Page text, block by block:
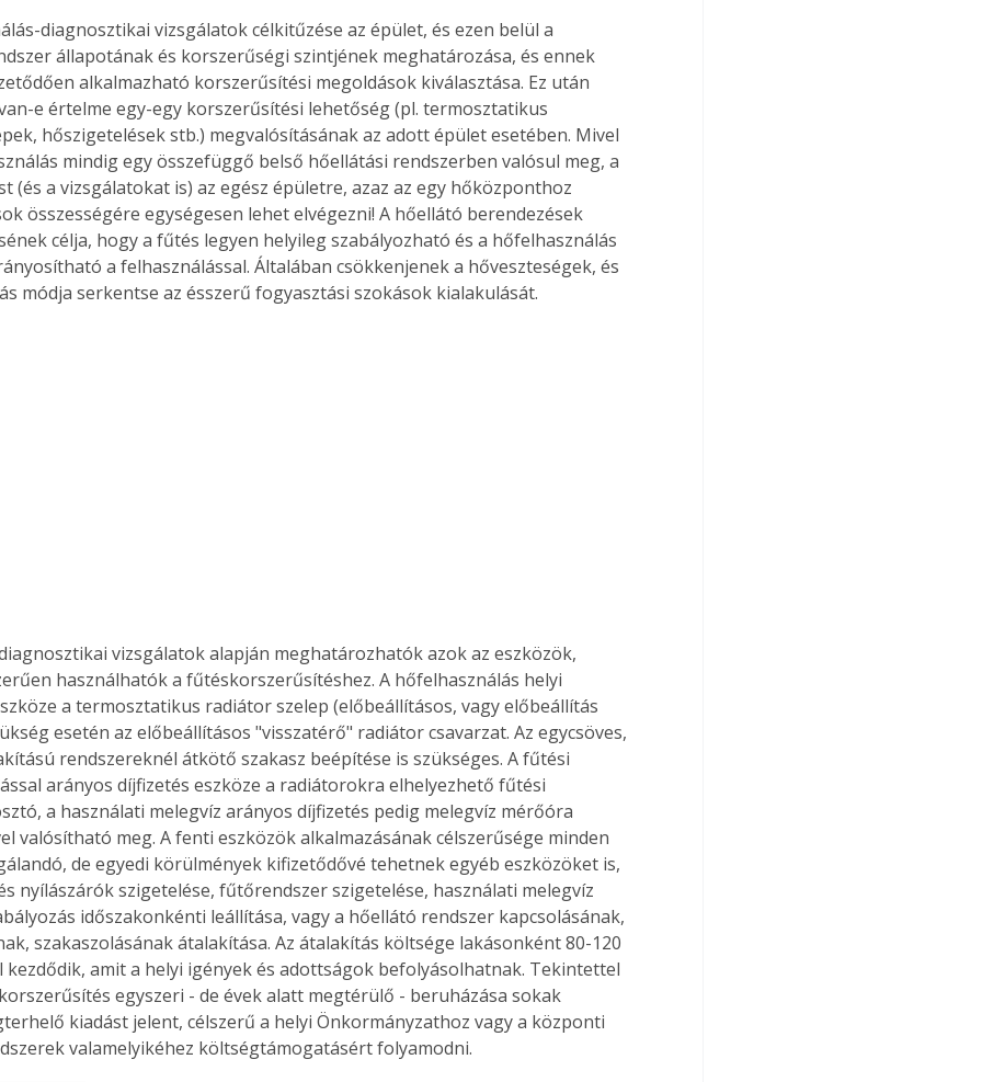
vagy
is
Bárhol,
élve
az
A
diagnosztikai vizsgálatok célkitűzése az épület, és ezen belül a
állapotának és korszerűségi szintjének meghatározása, és ennek
alkalmazható korszerűsítési megoldások kiválasztása. Ez után
e értelme egy-egy korszerűsítési lehetőség (pl. termosztatikus
hőszigetelések stb.) megvalósításának az adott épület esetében. Mivel
mindig egy összefüggő belső hőellátási rendszerben valósul meg, a
(és a vizsgálatokat is) az egész épületre, azaz az egy hőközponthoz
összességére egységesen lehet elvégezni! A hőellátó berendezések
célja, hogy a fűtés legyen helyileg szabályozható és a hőfelhasználás
a felhasználással. Általában csökkenjenek a hőveszteségek, és
módja serkentse az ésszerű fogyasztási szokások kialakulását.
vizsgálatok alapján meghatározhatók azok az eszközök,
használhatók a fűtéskorszerűsítéshez. A hőfelhasználás helyi
a termosztatikus radiátor szelep (előbeállításos, vagy előbeállítás
esetén az előbeállításos "visszatérő" radiátor csavarzat. Az egycsöves,
rendszereknél átkötő szakasz beépítése is szükséges. A fűtési
arányos díjfizetés eszköze a radiátorokra elhelyezhető fűtési
a használati melegvíz arányos díjfizetés pedig melegvíz mérőóra
valósítható meg. A fenti eszközök alkalmazásának célszerűsége minden
de egyedi körülmények kifizetődővé tehetnek egyéb eszközöket is,
nyílászárók szigetelése, fűtőrendszer szigetelése, használati melegvíz
időszakonkénti leállítása, vagy a hőellátó rendszer kapcsolásának,
szakaszolásának átalakítása. Az átalakítás költsége lakásonként 80-120
amit a helyi igények és adottságok befolyásolhatnak. Tekintettel
egyszeri - de évek alatt megtérülő - beruházása sokak
kiadást jelent, célszerű a helyi Önkormányzathoz vagy a központi
valamelyikéhez költségtámogatásért folyamodni.